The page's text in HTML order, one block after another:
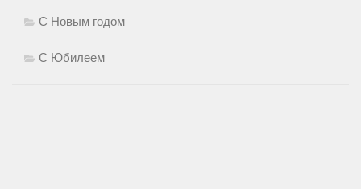
С Новым годом
С Юбилеем